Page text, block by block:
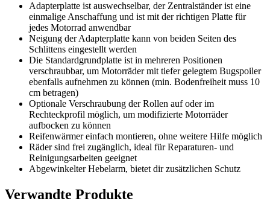
Adapterplatte ist auswechselbar, der Zentralständer ist eine
einmalige Anschaffung und ist mit der richtigen Platte für
jedes Motorrad anwendbar
Neigung der Adapterplatte kann von beiden Seiten des
Schlittens eingestellt werden
Die Standardgrundplatte ist in mehreren Positionen
verschraubbar, um Motorräder mit tiefer gelegtem Bugspoiler
ebenfalls aufnehmen zu können (min. Bodenfreiheit muss 10
cm betragen)
Optionale Verschraubung der Rollen auf oder im
Rechteckprofil möglich, um modifizierte Motorräder
aufbocken zu können
Reifenwärmer einfach montieren, ohne weitere Hilfe möglich
Räder sind frei zugänglich, ideal für Reparaturen- und
Reinigungsarbeiten geeignet
Abgewinkelter Hebelarm, bietet dir zusätzlichen Schutz
Verwandte Produkte